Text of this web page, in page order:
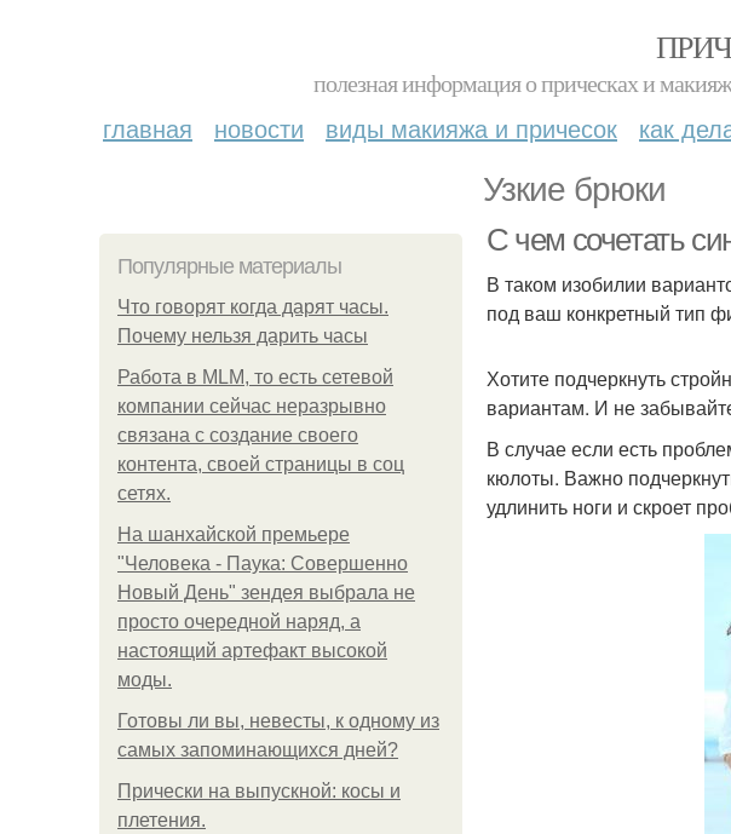
полезная информация о прическах и
главная новости виды макияжа и причесок как
Узкие брюки
Популярные материалы
Что говорят когда дарят часы.
Почему нельзя дарить часы
Работа в MLM, то есть сетевой
компании сейчас неразрывно
связана с создание своего
контента, своей страницы в соц
сетях.
На шанхайской премьере
"Человека - Паука: Совершенно
Новый День" зендея выбрала не
просто очередной наряд, а
настоящий артефакт высокой
моды.
Готовы ли вы, невесты, к одному из
самых запоминающихся дней?
Прически на выпускной: косы и
плетения.
С чем сочетать
В таком изобилии
под ваш конкретный тип
Хотите подчеркнуть
вариантам. И не
В случае если есть
кюлоты. Важно
удлинить ноги и скроет